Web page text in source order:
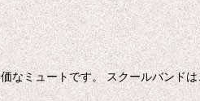
なミュートです。 スクールバン